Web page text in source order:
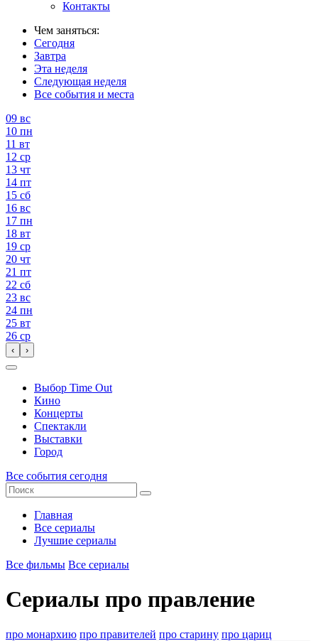
Контакты
Чем заняться:
Сегодня
Завтра
Эта неделя
Следующая неделя
Все события и места
09 вс
10 пн
11 вт
12 ср
13 чт
14 пт
15 сб
16 вс
17 пн
18 вт
19 ср
20 чт
21 пт
22 сб
23 вс
24 пн
25 вт
26 ср
‹ ›
Выбор Time Out
Кино
Концерты
Спектакли
Выставки
Город
Все события сегодня
Главная
Все сериалы
Лучшие сериалы
Все фильмы Все сериалы
Сериалы про правление
про монархию про правителей про старину про цариц